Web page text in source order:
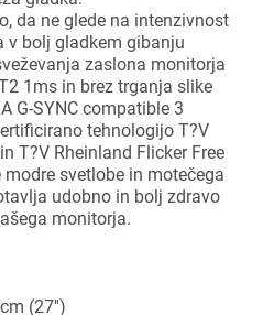
da ne glede na intenzivnost
v bolj gladkem gibanju
zaslona monitorja
1ms in brez trganja slike
G-SYNC compatible 3
tehnologijo T?V
T?V Rheinland Flicker Free
svetlobe in motečega
udobno in bolj zdravo
monitorja.
(27'')